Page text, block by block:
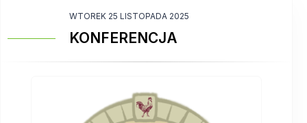
WTOREK 25 LISTOPADA 2025
KONFERENCJA